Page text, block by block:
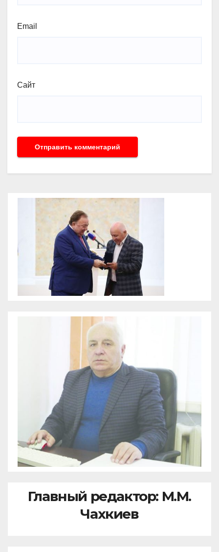
Email
Сайт
Главный редактор: М.М.
Чахкиев